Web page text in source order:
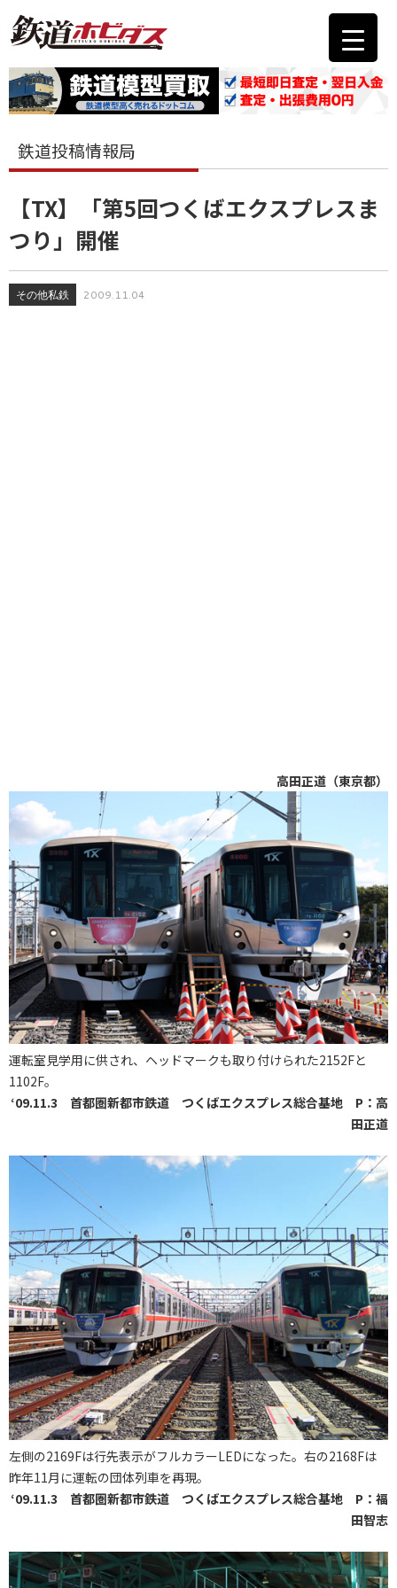
鉄道投稿情報局
【TX】「第5回つくばエクスプレスま
つり」開催
その他私鉄 2009.11.04
高田正道（東京都）
運転室見学用に供され、ヘッドマークも取り付けられた2152Fと
1102F。
‘09.11.3 首都圏新都市鉄道 つくばエクスプレス総合基地 P：高
田正道
左側の2169Fは行先表示がフルカラーLEDになった。右の2168Fは
昨年11月に運転の団体列車を再現。
‘09.11.3 首都圏新都市鉄道 つくばエクスプレス総合基地 P：福
田智志